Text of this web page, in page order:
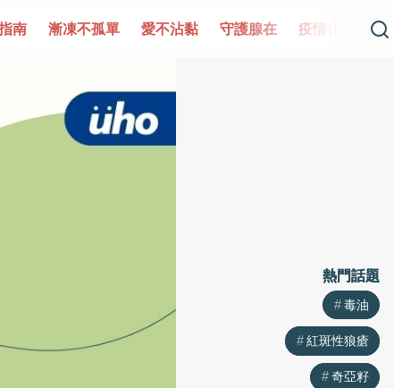
愛不沾黏 守護腺在 疫情保衛戰 再生醫學 愛的
熱門話題
毒油
紅斑性狼瘡
奇亞籽
熱門話題
毒油
紅斑性狼瘡
奇亞籽